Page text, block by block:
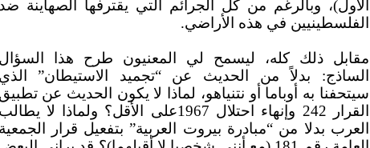
الأول)، وبالرغم من كل الجرائم التي يقترفها الصهاينة
الفلسطينيين في هذه الأراضي.
مقابل ذلك كله، ليسمح لي المعنيون طرح هذا
الساذج: بدلاً من الحديث عن “تجميد الاستيطان”
سيتحفنا به أوباما أو نتنياهو، لماذا لا يكون الحديث عن
القرار 242 وإنهاء احتلال 1967على الأقل؟ ولماذا لا
العرب بدلا من “مبادرة بيروت العربية” بتفعيل قرار